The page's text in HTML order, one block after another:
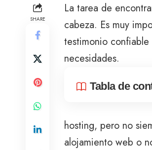
SHARE
La tarea de
cabeza. Es muy
testimonio
necesidades.
Tabla de
hosting, pero no
alojamiento web o